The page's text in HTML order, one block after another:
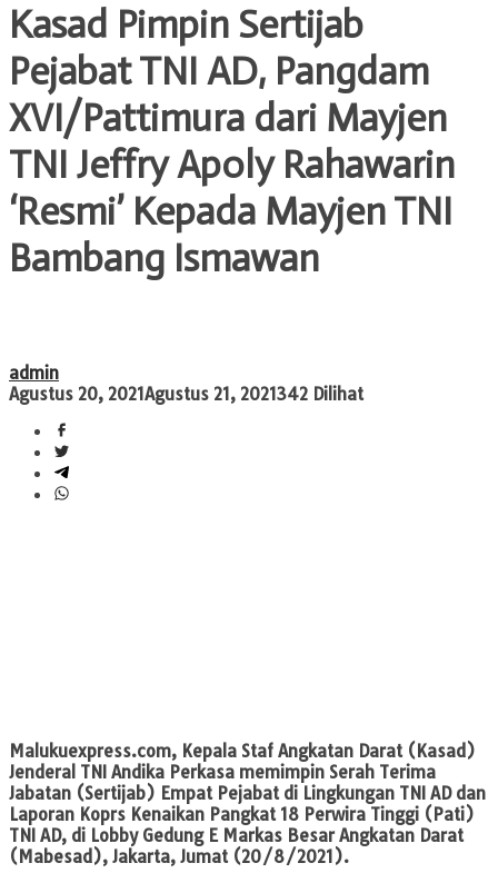
Kasad Pimpin Sertijab
Pejabat TNI AD, Pangdam
XVI/Pattimura dari Mayjen
TNI Jeffry Apoly Rahawarin
‘Resmi’ Kepada Mayjen TNI
Bambang Ismawan
admin
Agustus 20, 2021Agustus 21, 2021342 Dilihat
Malukuexpress.com, Kepala Staf Angkatan Darat (Kasad)
Jenderal TNI Andika Perkasa memimpin Serah Terima
Jabatan (Sertijab) Empat Pejabat di Lingkungan TNI AD dan
Laporan Koprs Kenaikan Pangkat 18 Perwira Tinggi (Pati)
TNI AD, di Lobby Gedung E Markas Besar Angkatan Darat
(Mabesad), Jakarta, Jumat (20/8/2021).